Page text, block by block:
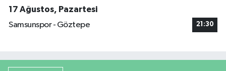
17 Ağustos, Pazartesi
Samsunspor - Göztepe
21:30